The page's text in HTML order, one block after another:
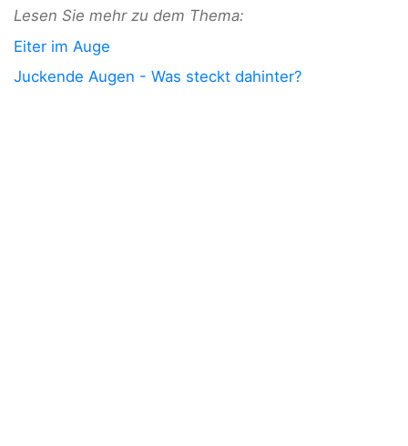
Lesen Sie mehr zu dem Thema:
Eiter im Auge
Juckende Augen - Was steckt dahinter?